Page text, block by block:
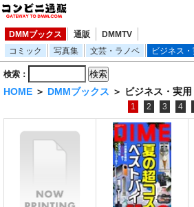
DMMブックス 通販
DMMTV
コミック
写真集 文芸・ラノベ ビジネス・
検索：
HOME ＞ DMMブックス ＞ ビジネス・実用
1 2 3 4